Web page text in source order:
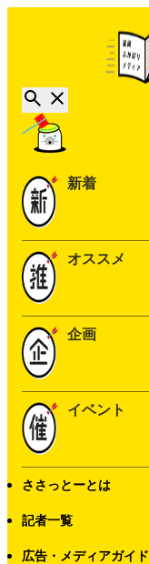
新着
オススメ
企画
イベント
ささっとーとは
記者一覧
広告・メディアガイド